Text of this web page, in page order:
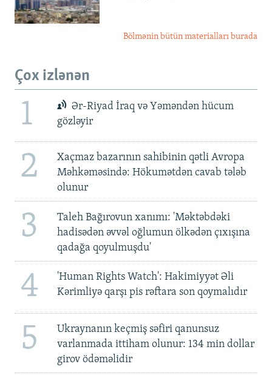
Bölmənin bütün materialları burada
Çox izlənən
1
Ər-Riyad İraq və Yəməndən hücum
gözləyir
2
Xaçmaz bazarının sahibinin qətli Avropa
Məhkəməsində: Hökumətdən cavab tələb
olunur
3
Taleh Bağırovun xanımı: 'Məktəbdəki
hadisədən əvvəl oğlumun ölkədən çıxışına
qadağa qoyulmuşdu'
4
'Human Rights Watch': Hakimiyyət Əli
Kərimliyə qarşı pis rəftara son qoymalıdır
5
Ukraynanın keçmiş səfiri qanunsuz
varlanmada ittiham olunur: 134 min dollar
girov ödəməlidir